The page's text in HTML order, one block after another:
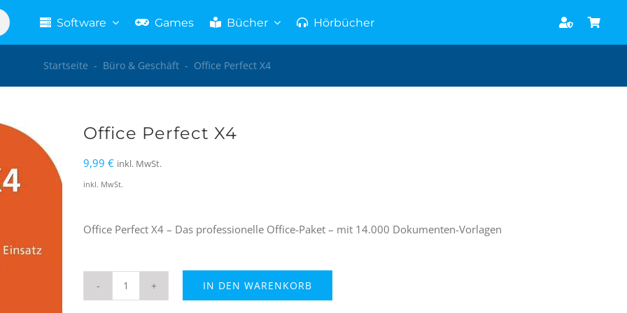
Software Games Bücher Hörbücher
Startseite - Büro & Geschäft- Office Perfect X4
Office Perfect X4
9,99 € inkl. MwSt.
inkl. MwSt.
Office Perfect X4 – Das professionelle Office-Paket – mit 14.000 Dokumenten-Vorlagen
IN DEN WARENKORB